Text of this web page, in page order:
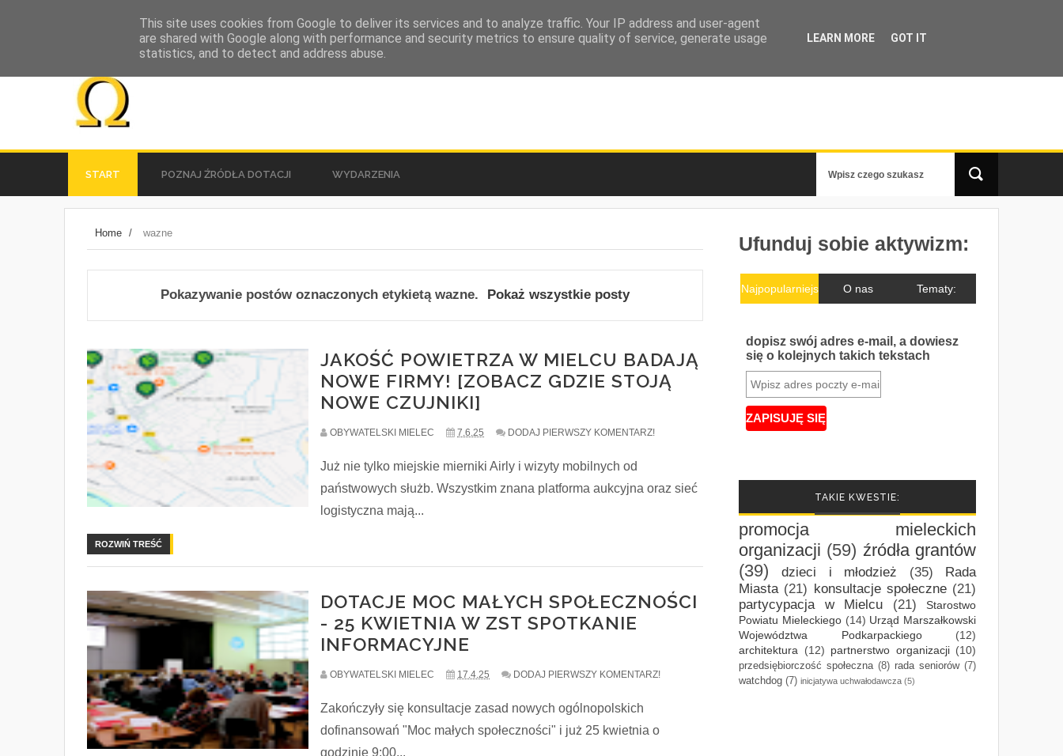
społeczna strona miasta Mielca
START POZNAJ ŹRÓDŁA DOTACJI WYDARZENIA
Home / wazne
Pokazywanie postów oznaczonych etykietą wazne. Pokaż wszystkie posty
JAKOŚĆ POWIETRZA W MIELCU BADAJĄ
NOWE FIRMY! [ZOBACZ GDZIE STOJĄ
NOWE CZUJNIKI]
OBYWATELSKI MIELEC 7.6.25 DODAJ PIERWSZY KOMENTARZ!
Już nie tylko miejskie mierniki Airly i wizyty mobilnych od
państwowych służb. Wszystkim znana platforma aukcyjna oraz sieć
logistyczna mają...
ROZWIŃ TREŚĆ
DOTACJE MOC MAŁYCH SPOŁECZNOŚCI
- 25 KWIETNIA W ZST SPOTKANIE
INFORMACYJNE
OBYWATELSKI MIELEC 17.4.25 DODAJ PIERWSZY KOMENTARZ!
Zakończyły się konsultacje zasad nowych ogólnopolskich
dofinansowań "Moc małych społeczności" i już 25 kwietnia o
godzinie 9:00...
Ufunduj sobie aktywizm:
Najpopularniejs O nas Tematy:
dopisz swój adres e-mail, a dowiesz
się o kolejnych takich tekstach
TAKIE KWESTIE:
promocja mieleckich
organizacji (59) źródła grantów
(39)
dzieci i młodzież (35)
Rada
Miasta (21) konsultacje społeczne (21)
partycypacja w Mielcu
(21)
Starostwo
Powiatu Mieleckiego (14) Urząd Marszałkowski
Województwa Podkarpackiego
(12)
architektura
(12) partnerstwo organizacji (10)
przedsiębiorczość społeczna (8) rada seniorów (7)
watchdog (7) inicjatywa uchwałodawcza (5)
This site uses cookies from Google to deliver its services and to analyze traffic. Your IP address and user-agent
are shared with Google along with performance and security metrics to ensure quality of service, generate usage
statistics, and to detect and address abuse.
LEARN MORE GOT IT